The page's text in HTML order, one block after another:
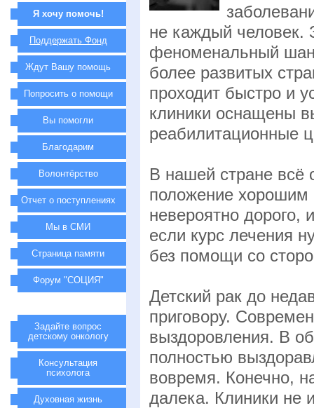
не каждый человек.
феноменальный
более развитых
проходит быстро и
клиники оснащены
реабилитационные
В нашей стране всё
положение хорошим
невероятно дорого,
если курс лечения
без помощи со
Детский рак до
приговору.
выздоровления. В
полностью
вовремя. Конечно,
далека. Клиники не
Я хочу помочь!
Поддержать Фонд
Ждут Вашу помощь
Попросить о помощи
Вы помогли
Благодарим
Волонтёрство
Отчет о поступлениях
Мы в СМИ
Страница памяти
Форум "СОЦИЯ"
Задайте вопрос
детскому онкологу
Консультация
психолога
Духовная жизнь